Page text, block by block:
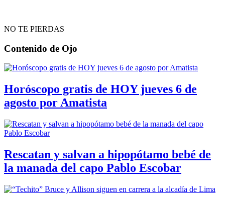
NO TE PIERDAS
Contenido de Ojo
Horóscopo gratis de HOY jueves 6 de
agosto por Amatista
Rescatan y salvan a hipopótamo bebé de
la manada del capo Pablo Escobar